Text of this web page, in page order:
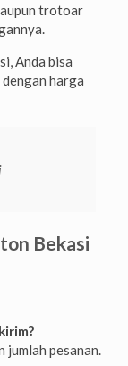
trotoar
Anda bisa
harga
Bekasi
jumlah pesanan.